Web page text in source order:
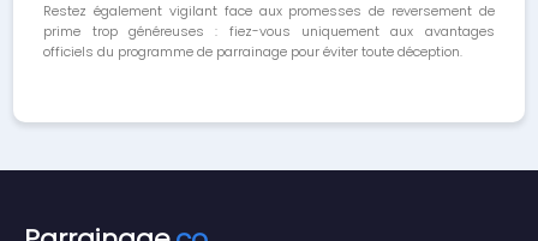
Restez également vigilant face aux promesses de reversement de
prime trop généreuses : fiez-vous uniquement aux avantages
officiels du programme de parrainage pour éviter toute déception.